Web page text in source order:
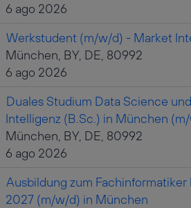
6 ago 2026
Werkstudent (m/w/d) - Market
München, BY, DE, 80992
6 ago 2026
Duales Studium Data Science
Intelligenz (B.Sc.) in München
München, BY, DE, 80992
6 ago 2026
Ausbildung zum
2027 (m/w/d) in München